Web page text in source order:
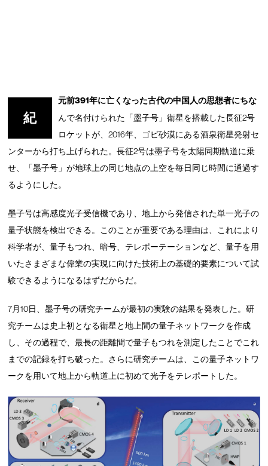
紀
元前391年に亡くなった古代の中国人の思想者にちな
んで名付けられた「墨子号」衛星を搭載した長征2号
ロケットが、2016年、ゴビ砂漠にある酒泉衛星発射セ
ンターから打ち上げられた。長征2号は墨子号を太陽同期軌道に乗
せ、「墨子号」が地球上の同じ地点の上空を毎日同じ時間に通過す
るようにした。
墨子号は高感度光子受信機であり、地上から発信された単一光子の
量子状態を検出できる。このことが重要である理由は、これにより
科学者が、量子もつれ、暗号、テレポーテーションなど、量子を用
いたさまざまな偉業の実現に向けた技術上の基礎的要素について試
験できるようになるはずだからだ。
7月10日、墨子号の研究チームが最初の実験の結果を発表した。研
究チームは史上初となる衛星と地上間の量子ネットワークを作成
し、その過程で、最長の距離間で量子もつれを測定したことでこれ
までの記録を打ち破った。さらに研究チームは、この量子ネットワ
ークを用いて地上から軌道上に初めて光子をテレポートした。